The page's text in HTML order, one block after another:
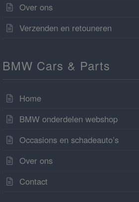
Over ons
Verzenden en retouneren
BMW Cars & Parts
Home
BMW onderdelen webshop
Occasions en schadeauto’s
Over ons
Contact